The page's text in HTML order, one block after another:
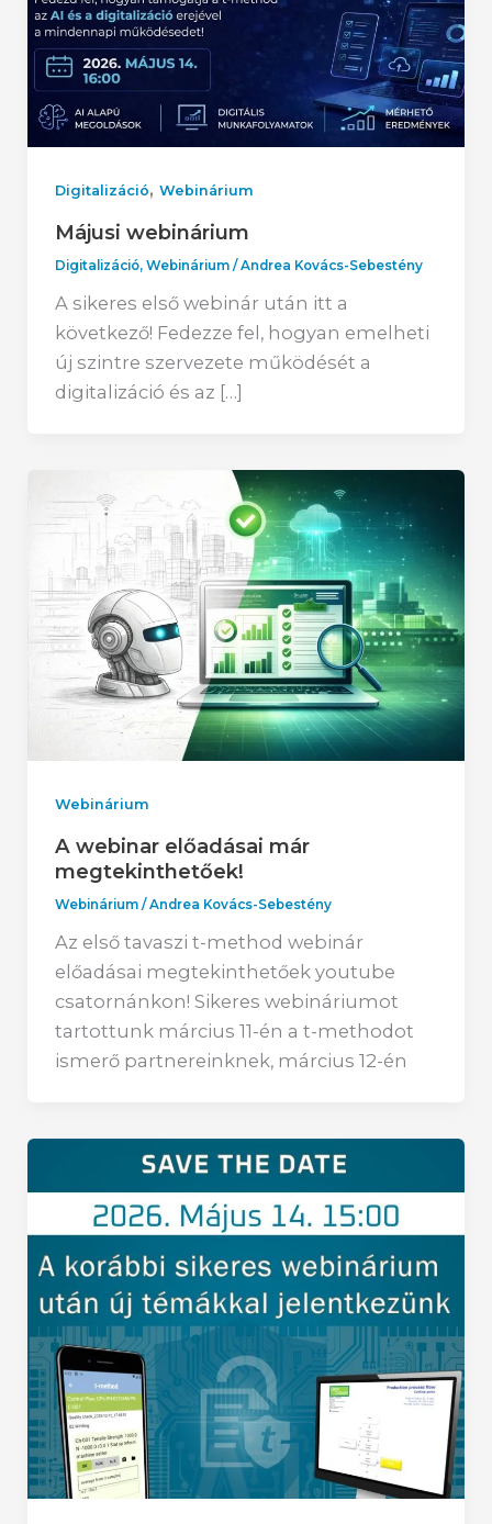
Digitalizáció, Webinárium
Májusi webinárium
Digitalizáció, Webinárium/ Andrea Kovács-Sebestény
A sikeres első webinár után itt a
következő! Fedezze fel, hogyan emelheti
új szintre szervezete működését a
digitalizáció és az […]
Webinárium
A webinar előadásai már
megtekinthetőek!
Webinárium/Andrea Kovács-Sebestény
Az első tavaszi t-method webinár
előadásai megtekinthetőek youtube
csatornánkon! Sikeres webináriumot
tartottunk március 11-én a t-methodot
ismerő partnereinknek, március 12-én